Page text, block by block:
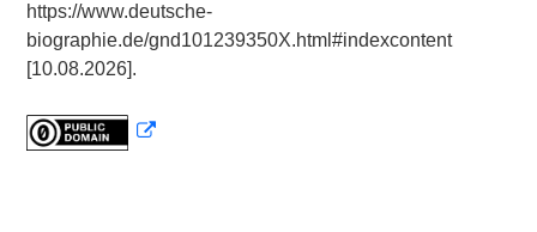
https://www.deutsche-
biographie.de/gnd101239350X.html#indexcontent
[10.08.2026].